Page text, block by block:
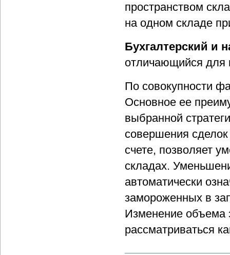
пространством
на одном складе
Бухгалтерский и
отличающийся для
По совокупности
Основное ее
выбранной
совершения
счете, позволяет
складах.
автоматически
замороженных в
Изменение объема
рассматриваться